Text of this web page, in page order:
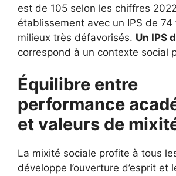
est de 105 selon les chiffres
établissement avec un IPS de
milieux très défavorisés. Un IPS
correspond à un contexte social
Équilibre entre
performance
et valeurs de
La mixité sociale profite à tous
développe l’ouverture d’esprit et